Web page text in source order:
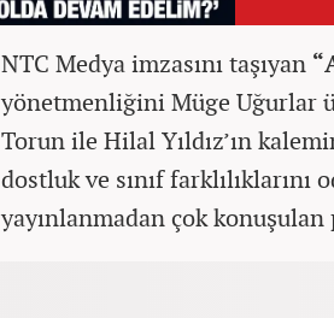
NTC Medya imzasını taşıyan
yönetmenliğini Müge Uğurlar
Torun ile Hilal Yıldız’ın
dostluk ve sınıf farklılıklarını
yayınlanmadan çok